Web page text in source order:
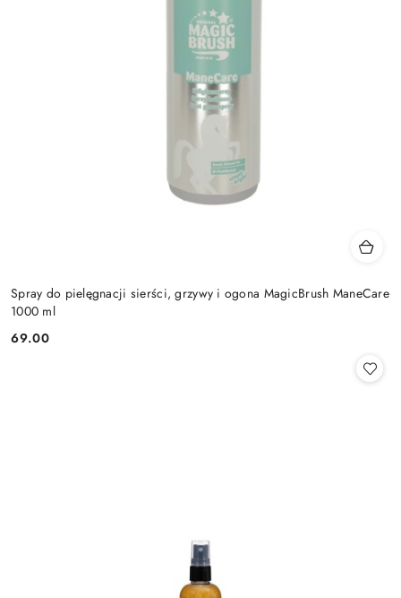
Spray do pielęgnacji sierści, grzywy i ogona MagicBrush ManeCare
1000 ml
Cena:
69.00